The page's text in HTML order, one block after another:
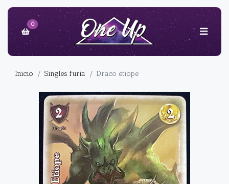
0
Inicio Singles furia Draco etiope